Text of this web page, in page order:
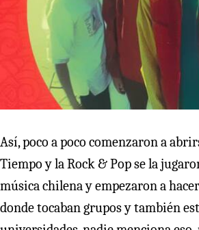
Así, poco a poco comenzaron a
Tiempo y la Rock & Pop se la
música chilena y empezaron a
donde tocaban grupos y también